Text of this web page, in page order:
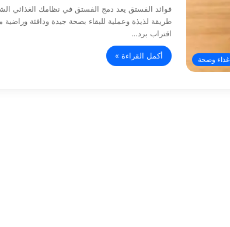
غذاء وصحة
فوائد الفستق يعد دمج الفستق في نظامك الغذائي
طريقة لذيذة وعملية للبقاء بصحة جيدة ودافئة وراضية
اقتراب برد…
أكمل القراءة »